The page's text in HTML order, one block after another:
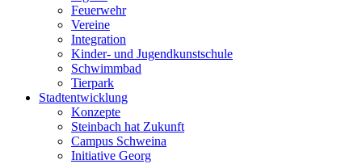
Feuerwehr
Vereine
Integration
Kinder- und Jugendkunstschule
Schwimmbad
Tierpark
Stadtentwicklung
Konzepte
Steinbach hat Zukunft
Campus Schweina
Initiative Georg